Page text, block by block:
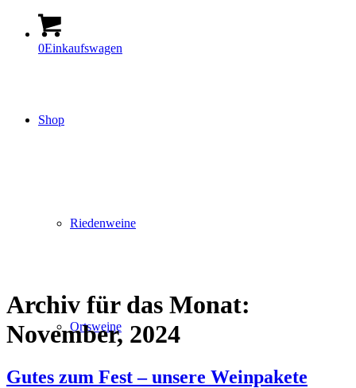
0Einkaufswagen
Shop
Riedenweine
Ortsweine
Archiv für das Monat:
November, 2024
Gutes zum Fest – unsere Weinpakete